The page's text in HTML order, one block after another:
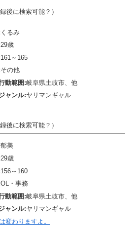
後に検索可能？）
くるみ
29歳
161～165
その他
動範囲:岐阜県土岐市、他
ャンル:ヤリマンギャル
後に検索可能？）
郁美
29歳
156～160
OL・事務
動範囲:岐阜県土岐市、他
ャンル:ヤリマンギャル
変わりますよ。